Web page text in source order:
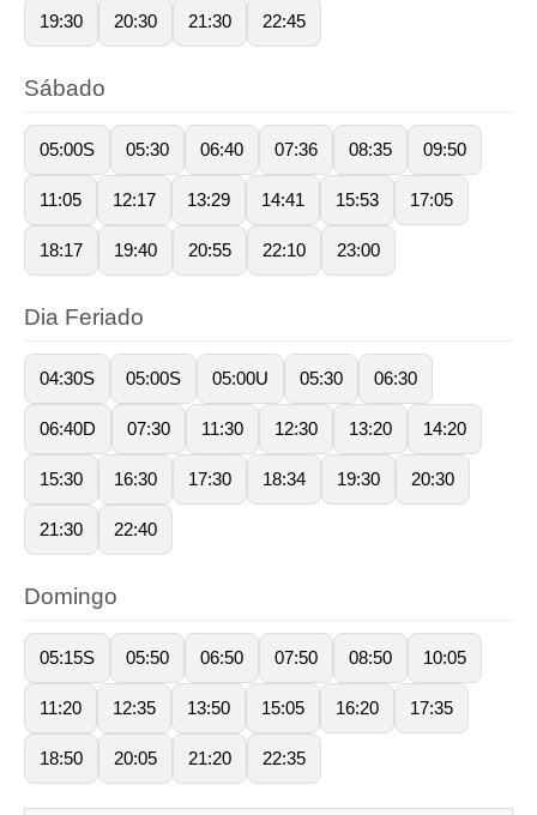
19:30 20:30 21:30 22:45
Sábado
05:00S 05:30 06:40 07:36 08:35 09:50
11:05 12:17 13:29 14:41 15:53 17:05
18:17 19:40 20:55 22:10 23:00
Dia Feriado
04:30S 05:00S 05:00U 05:30 06:30
06:40D 07:30 11:30 12:30 13:20 14:20
15:30 16:30 17:30 18:34 19:30 20:30
21:30 22:40
Domingo
05:15S 05:50 06:50 07:50 08:50 10:05
11:20 12:35 13:50 15:05 16:20 17:35
18:50 20:05 21:20 22:35